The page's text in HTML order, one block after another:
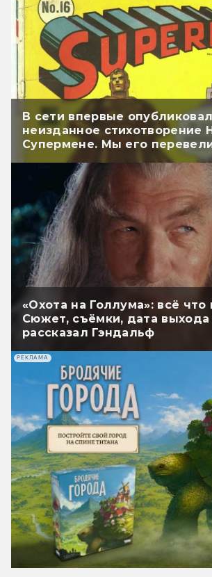
В сети впервые
неизданное стихотворение
Супермене. Мы его
«Охота на Голлума»: всё что
Сюжет, съёмки, дата выхода
рассказал Гэндальф
РЕКЛАМА